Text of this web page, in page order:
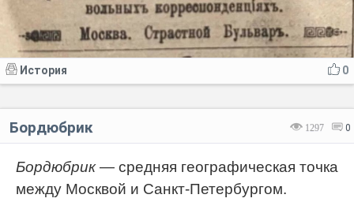
0
История
1297 0
Бордюбрик
Бордюбрик— средняя географическая точка
между Москвой и Санкт-Петербургом.